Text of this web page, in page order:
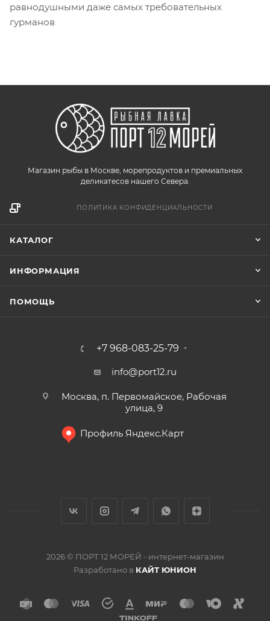
равнодушными даже самых требовательных
гурманов
Магазин рыбы в Москве, морепродуктов и премиальных
деликатесов нашего Севера.
ПОЛИТИКА КОНФИДЕНЦИАЛЬНОСТИ
КАТАЛОГ
ИНФОРМАЦИЯ
ПОМОЩЬ
+7 968-083-25-79
info@port12.ru
Москва, п. Первомайское, Рабочая
улица, 9
Профиль Яндекс.Карт
2026 © ПОРТ 12 МОРЕЙ - интернет-магазин
Разработано в КАЙТ ЮНИОН